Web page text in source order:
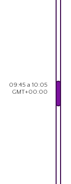
09:45 a 10:05
GMT+00:00